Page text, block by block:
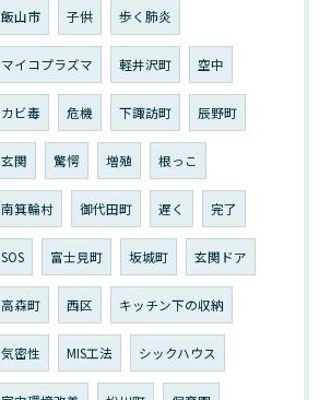
飯山市 子供 歩く肺炎
マイコプラズマ 軽井沢町 空中
カビ毒 危機 下諏訪町 辰野町
玄関 驚愕 増殖 根っこ
南箕輪村 御代田町 遅く 完了
SOS 富士見町 坂城町 玄関ドア
高森町 西区 キッチン下の収納
気密性 MIS工法 シックハウス